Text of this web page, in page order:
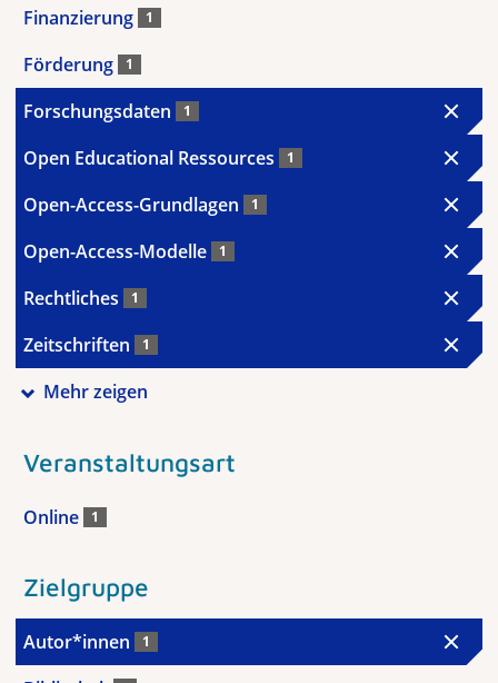
Finanzierung 1
Förderung 1
Forschungsdaten 1
Open Educational Ressources 1
Open-Access-Grundlagen 1
Open-Access-Modelle 1
Rechtliches 1
Zeitschriften 1
Mehr zeigen
Veranstaltungsart
Online 1
Zielgruppe
Autor*innen 1